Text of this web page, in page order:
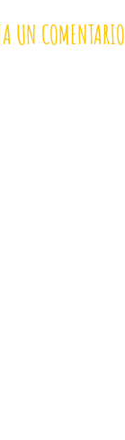
UN COMENTARIO